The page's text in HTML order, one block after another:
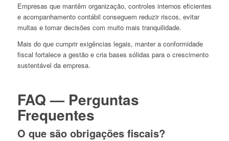
Empresas que mantêm organização, controles internos eficientes
e acompanhamento contábil conseguem reduzir riscos, evitar
multas e tomar decisões com muito mais tranquilidade.
Mais do que cumprir exigências legais, manter a conformidade
fiscal fortalece a gestão e cria bases sólidas para o crescimento
sustentável da empresa.
FAQ — Perguntas
Frequentes
O que são obrigações fiscais?